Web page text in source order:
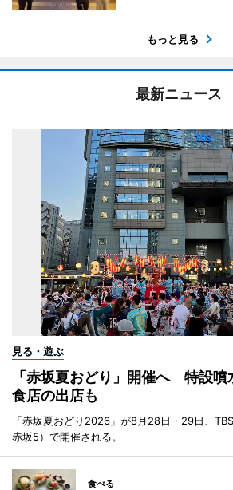
もっと見る
最新ニュース
見る・遊ぶ
「赤坂夏おどり」開催へ 特設噴
食店の出店も
「赤坂夏おどり2026」が8月28日・29日、
赤坂5）で開催される。
食べる